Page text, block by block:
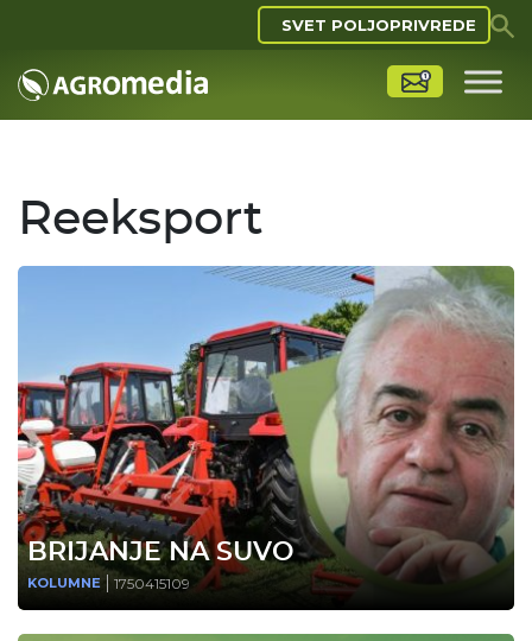
SVET POLJOPRIVREDE
Reeksport
BRIJANJE NA SUVO
KOLUMNE 1750415109